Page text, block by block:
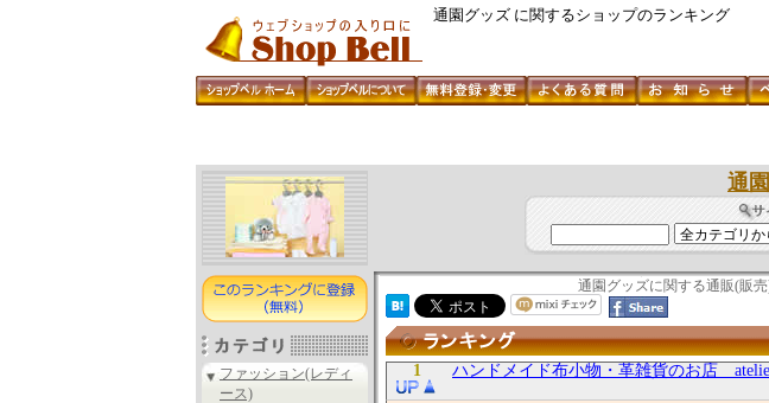
通園グッズ に関するショップのランキング
ファッション(レディ
ース)
通
通園グッズに関する通販(販
1 ハンドメイド布小物・革雑貨のお店